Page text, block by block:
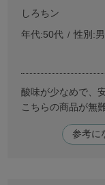
しろちン
年代:50代 性別:
酸味が少なめで、
こちらの商品が無
参考に